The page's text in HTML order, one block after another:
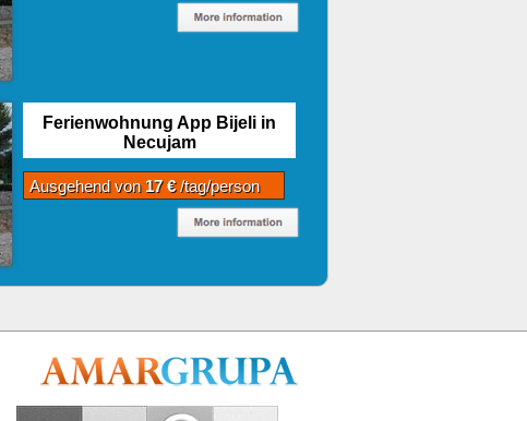
Ferienwohnung App Bijeli in
Necujam
Ausgehend von 17 €/tag/person